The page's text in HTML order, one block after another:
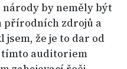
národy by neměly být
přírodních zdrojů a
jsem, že je to dar od
tímto auditoriem